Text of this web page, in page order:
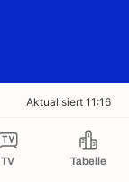
TV Tabelle
Aktualisiert 11:16